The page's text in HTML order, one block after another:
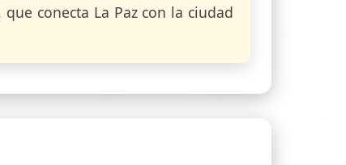
conecta La Paz con la ciudad